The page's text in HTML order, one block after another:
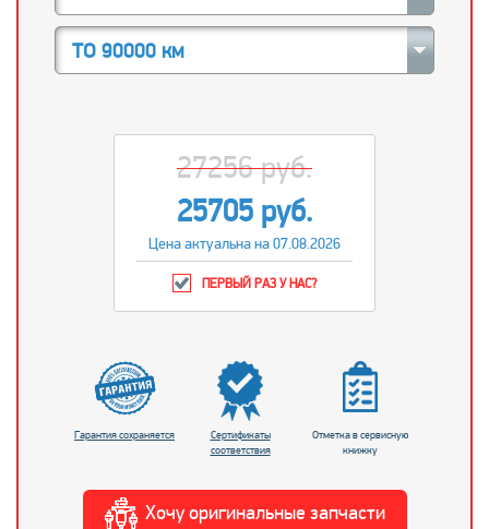
ТО 90000 км
27256 руб.
25705 руб.
Цена актуальна на 07.08.2026
ПЕРВЫЙ РАЗ У НАС?
Гарантия сохраняется
Сертификаты
соответствия
Отметка в сервисную
книжку
Хочу оригинальные запчасти